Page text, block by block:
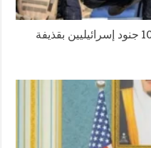
كتائب القسام تعلن مقتل وإصابة 10 جنود إسرائيليين بقذيفة